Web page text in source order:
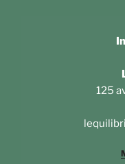
125